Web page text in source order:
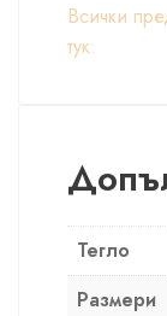
Всички
тук:
Тегло
Размери